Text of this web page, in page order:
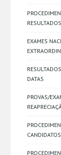
EXAMES
DATAS
PROVAS/